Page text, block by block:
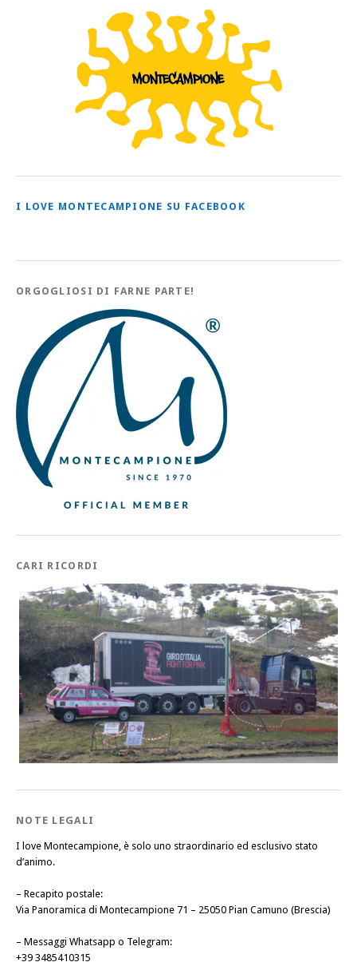
I LOVE MONTECAMPIONE SU FACEBOOK
ORGOGLIOSI DI FARNE PARTE!
CARI RICORDI
NOTE LEGALI
I love Montecampione, è solo uno straordinario ed esclusivo stato
d’animo.
– Recapito postale:
Via Panoramica di Montecampione 71 – 25050 Pian Camuno (Brescia)
– Messaggi Whatsapp o Telegram:
+39 3485410315